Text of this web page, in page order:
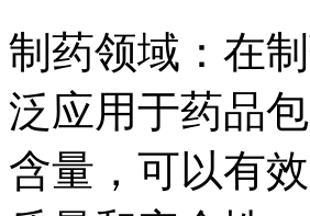
制药领域：在
泛应用于药品
含量，可以有